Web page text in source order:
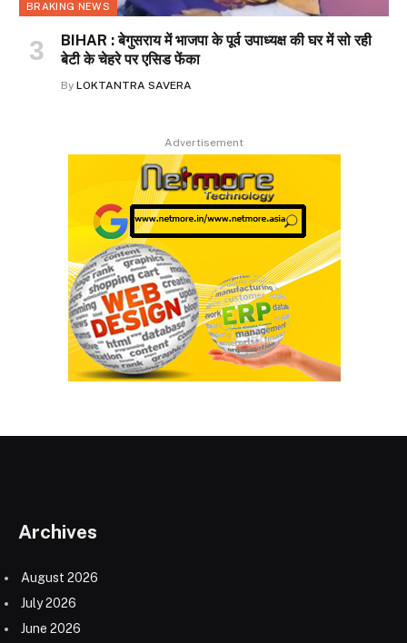
BRAKING NEWS
BIHAR : बेगुसराय में भाजपा के पूर्व उपाध्यक्ष की घर में सो रही
बेटी के चेहरे पर एसिड फेंका
By LOKTANTRA SAVERA
Advertisement
Archives
August 2026
July 2026
June 2026